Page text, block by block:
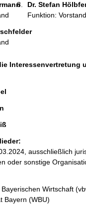
Dr. Stefan
Funktion: Vorstand
Interessenvertretung
ausschließlich
oder sonstige
Wirtschaft
Bayern (WBU)